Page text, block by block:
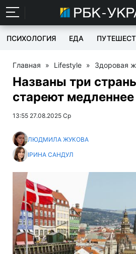
ПСИХОЛОГИЯ ЕДА
Главная » Lifestyle » Здоровая
Названы три
стареют медленнее
13:55 27.08.2025 Ср
ЛЮДМИЛА ЖУКОВА
ІРИНА САНДУЛ